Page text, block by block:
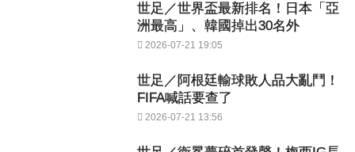
世足／世界盃最新排名！日本「亞
洲最高」、韓國掉出30名外
2026-07-21 19:05
世足／阿根廷輸球敗人品大亂鬥！
FIFA喊話要查了
2026-07-21 13:56